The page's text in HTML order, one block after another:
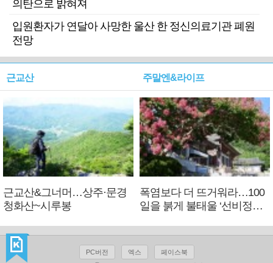
의탄으로 밝혀져
입원환자가 연달아 사망한 울산 한 정신의료기관 폐원
전망
근교산
근교산&그너머…상주·문경
청화산~시루봉
주말엔&라이프
폭염보다 더 뜨거워라…100
일을 붉게 불태울 ‘선비정신’
PC버전 엑스
페이스북